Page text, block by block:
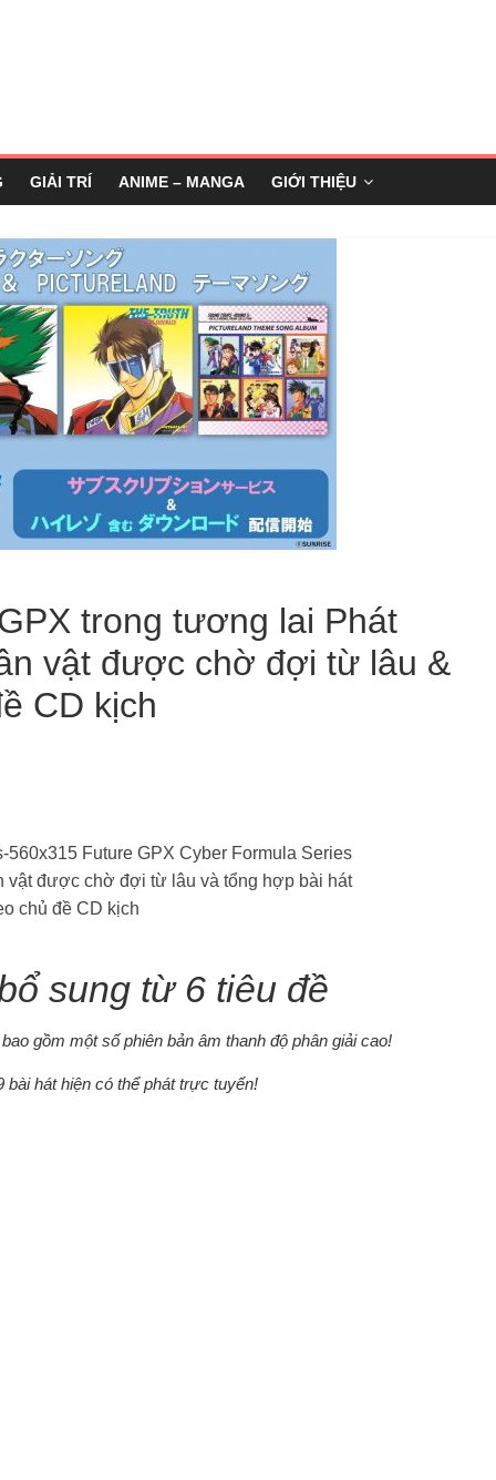
GIẢI TRÍ ANIME – MANGA GIỚI THIỆU
trong tương lai Phát
vật được chờ đợi từ lâu &
CD kịch
sung từ 6 tiêu đề
gồm một số phiên bản âm thanh độ phân giải cao!
hát hiện có thể phát trực tuyến!